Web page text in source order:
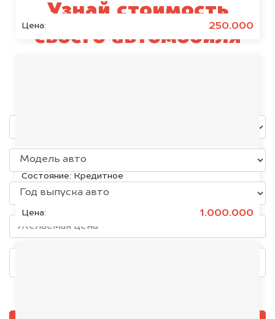
Цена: 250.000
KIA K5, 2020
Состояние: Кредитное
Цена: 1.000.000
Узнай стоимость
своего автомобиля